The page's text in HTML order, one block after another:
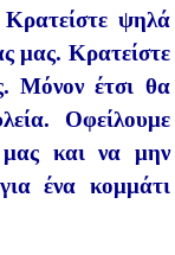
ψηλά
μας. Κρατείστε
Μόνον έτσι θα
Οφείλουμε
μας και να μην
ένα κομμάτι